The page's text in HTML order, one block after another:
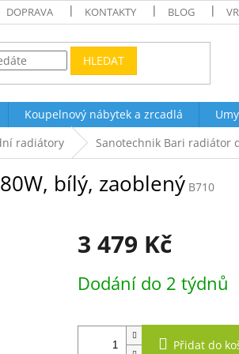
DOPRAVA KONTAKTY BLOG
HLEDAT
Koupelnový nábytek a zrcadlá
radiátory Sanotechnik Bari radiátor
bílý, zaoblený B710
3 479 Kč
cena:
Dodání do 2 týdnů
Přidat do